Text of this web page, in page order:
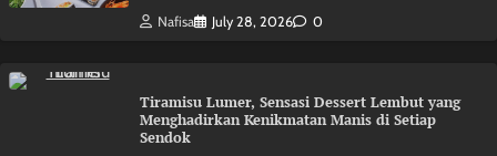
Nafisa July 28, 2026 0
Tiramisu Lumer, Sensasi Dessert Lembut yang
Menghadirkan Kenikmatan Manis di Setiap
Sendok